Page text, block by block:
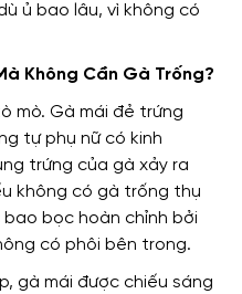
ủ bao lâu, vì không có
Không Cần Gà Trống?
mò. Gà mái đẻ trứng
tự phụ nữ có kinh
trứng của gà xảy ra
không có gà trống thụ
bọc hoàn chỉnh bởi
có phôi bên trong.
gà mái được chiếu sáng